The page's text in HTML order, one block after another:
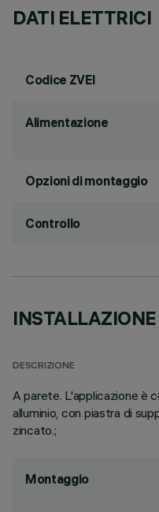
DATI ELETTRICI
Codice ZVEI
Alimentazione
Opzioni di montaggio
Controllo
INSTALLAZIONE
DESCRIZIONE
A parete. L'applicazione è
alluminio, con piastra di
zincato.;
Montaggio